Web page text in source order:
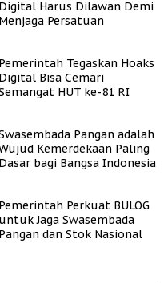
Digital Harus Dilawan Demi
Menjaga Persatuan
Pemerintah Tegaskan Hoaks
Digital Bisa Cemari
HUT ke-81 RI
Pangan adalah
Kemerdekaan Paling
Dasar bagi Bangsa Indonesia
Pemerintah Perkuat BULOG
untuk Jaga Swasembada
Pangan dan Stok Nasional